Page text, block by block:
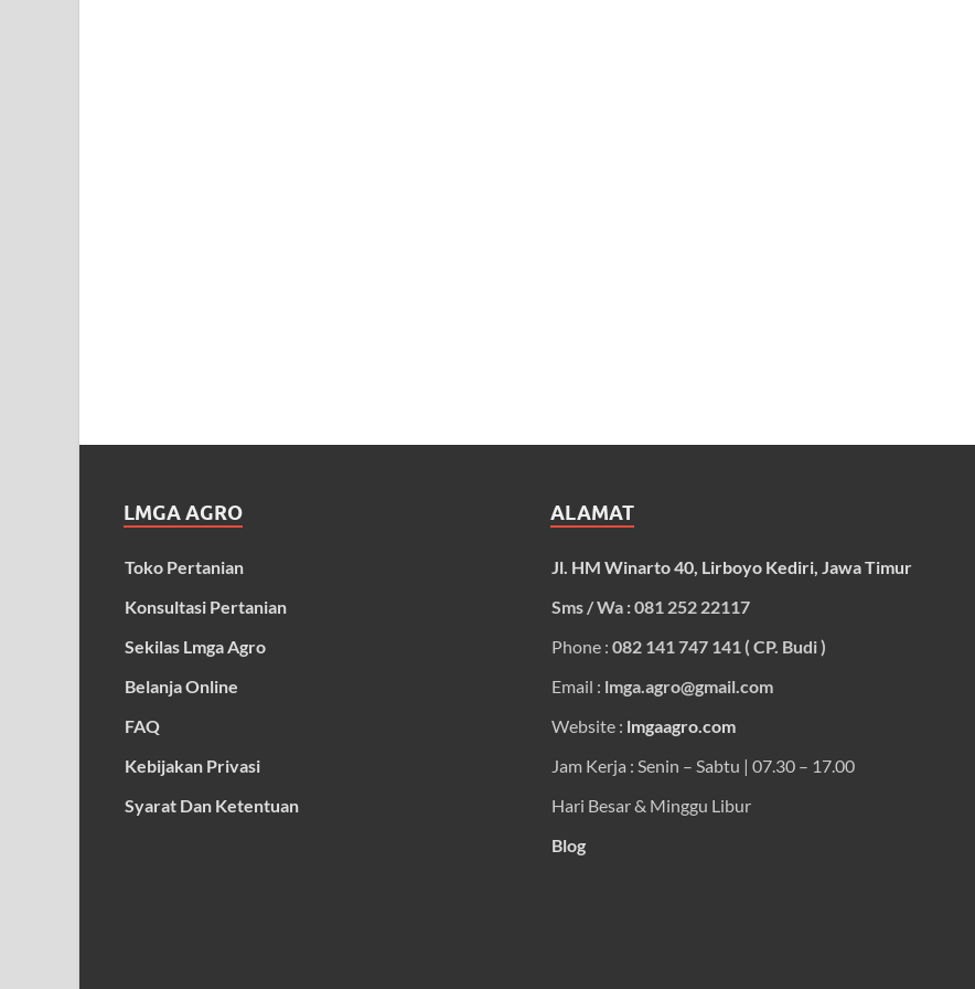
LMGA AGRO
Toko Pertanian
Konsultasi Pertanian
Sekilas Lmga Agro
Belanja Online
FAQ
Kebijakan Privasi
Syarat Dan Ketentuan
ALAMAT
Jl. HM Winarto 40, Lirboyo Kediri, Jawa Timur
Sms / Wa : 081 252 22117
Phone : 082 141 747 141 ( CP. Budi )
Email : lmga.agro@gmail.com
Website : lmgaagro.com
Jam Kerja : Senin – Sabtu | 07.30 – 17.00
Hari Besar & Minggu Libur
Blog